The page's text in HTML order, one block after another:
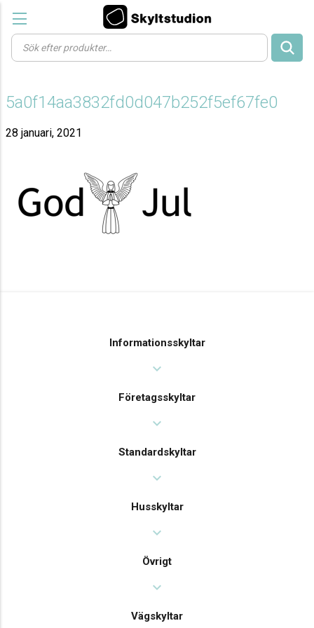
Products
search
5a0f14aa3832fd0d047b252f5ef67fe0
28 januari, 2021
Informationsskyltar
expand_more
Företagsskyltar
expand_more
Standardskyltar
expand_more
Husskyltar
expand_more
Övrigt
expand_more
Vägskyltar